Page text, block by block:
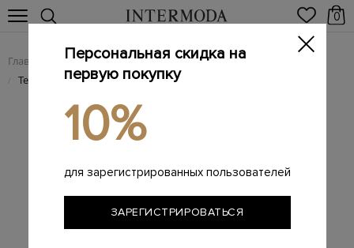
0
Главная Мужчинам / Аксессуары / Головные уборы
/ Теплая шапка из шерсти с контрастной полосой на отвороте
Персональная скидка на
первую покупку
10%
для зарегистрированных пользователей
ЗАРЕГИСТРИРОВАТЬСЯ